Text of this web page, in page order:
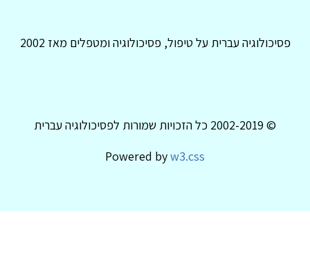
פסיכולוגיה עברית על טיפול, פסיכולוגיה ומטפלים מאז 2002
© 2002-2019 כל הזכויות שמורות לפסיכולוגיה עברית
Powered byw3.css